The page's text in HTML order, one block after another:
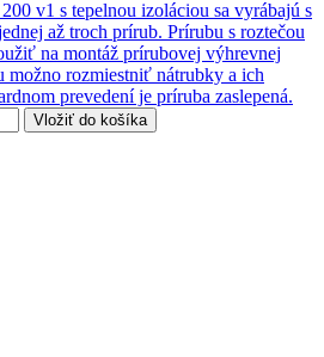
v1 s tepelnou izoláciou sa vyrábajú s
až troch prírub. Prírubu s roztečou
na montáž prírubovej výhrevnej
rozmiestniť nátrubky a ich
prevedení je príruba zaslepená.
Vložiť do košíka